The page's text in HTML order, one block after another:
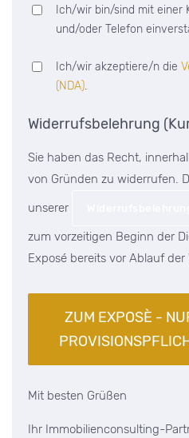
Ich/wir bin/sind mit einer
und/oder Telefon
Ich/wir akzeptiere/n die
(NDA).
Widerrufsbelehrung
Sie haben das Recht,
von Gründen zu widerrufen.
unserer
zum vorzeitigen Beginn der
Exposé bereits vor Ablauf der
Mit besten Grüßen
Ihr Immobilienconsulting-